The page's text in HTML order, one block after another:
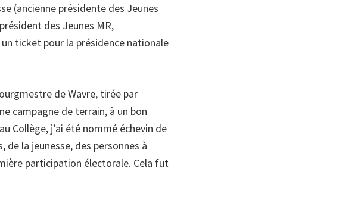
(ancienne présidente des Jeunes
des Jeunes MR,
ticket pour la présidence nationale
de Wavre, tirée par
campagne de terrain, à un bon
Collège, j’ai été nommé échevin de
de la jeunesse, des personnes à
participation électorale. Cela fut